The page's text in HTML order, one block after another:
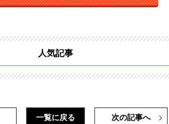
人気記事
次の記事へ
一覧に戻る